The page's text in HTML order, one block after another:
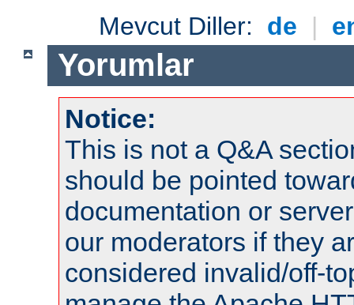
Mevcut Diller: de |
Yorumlar
Notice:
This is not a Q&A
should be pointed
documentation or
our moderators if they
considered invalid/off-